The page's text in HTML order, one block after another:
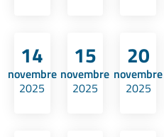
14
novembre
2025
15
novembre
2025
20
novembre
2025